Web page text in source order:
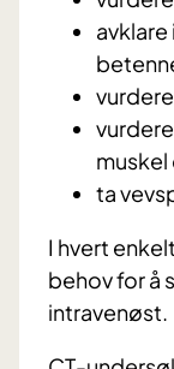
ta
I hvert
behov for å
intravenøst.